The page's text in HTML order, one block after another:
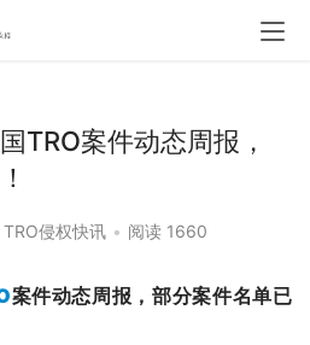
TRO案件动态周报，
TRO侵权快讯 • 阅读 1660
案件动态周报，部分案件名单已